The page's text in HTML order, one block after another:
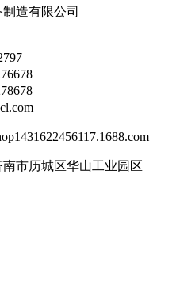
造有限公司
市历城区华山工业园区